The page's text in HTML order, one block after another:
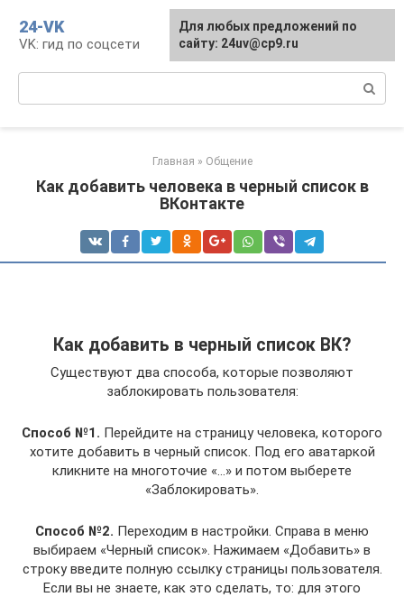
контенту
24-VK
VK: гид по соцсети
Главная » Общение
Как добавить человека в черный список в
ВКонтакте
Как добавить в черный список ВК?
Существуют два способа, которые позволяют
заблокировать пользователя:
Способ №1. Перейдите на страницу человека, которого
хотите добавить в черный список. Под его аватаркой
кликните на многоточие «…» и потом выберете
«Заблокировать».
Способ №2. Переходим в настройки. Справа в меню
выбираем «Черный список». Нажимаем «Добавить» в
строку введите полную ссылку страницы пользователя.
Если вы не знаете, как это сделать, то: для этого
Для любых предложений по
сайту: 24uv@cp9.ru